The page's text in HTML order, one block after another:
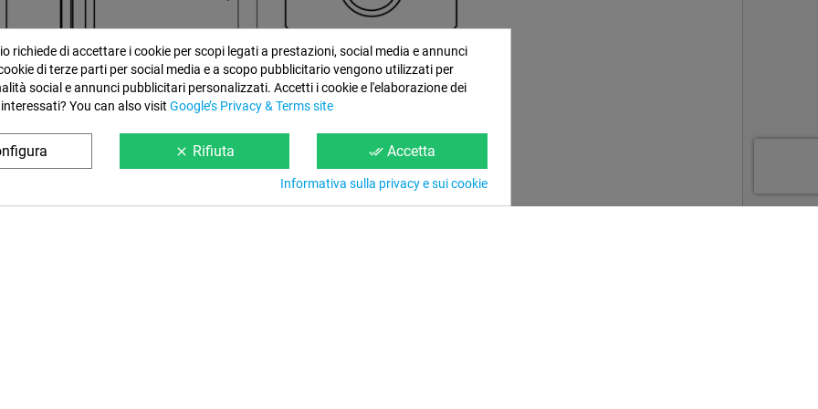
richiede di accettare i cookie per scopi legati a prestazioni, social media e annunci
di terze parti per social media e a scopo pubblicitario vengono utilizzati per
social e annunci pubblicitari personalizzati. Accetti i cookie e l'elaborazione dei
You can also visit Google’s Privacy & Terms site
clear Rifiuta done_all Accetta
Informativa sulla privacy e sui cookie